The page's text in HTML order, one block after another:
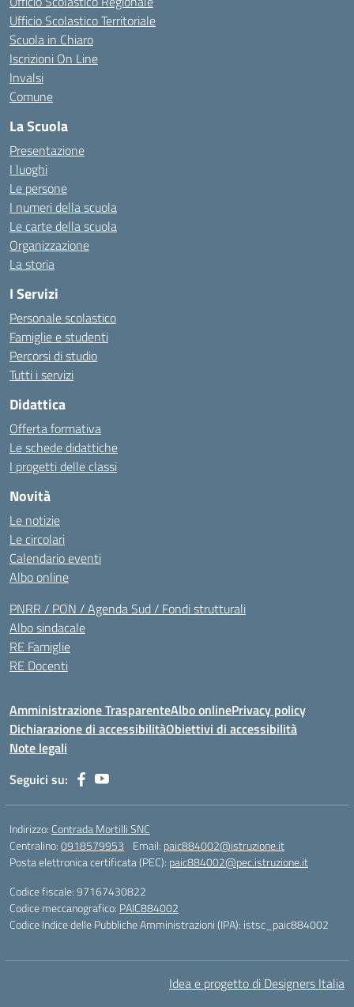
Ufficio Scolastico Territoriale
Scuola in Chiaro
Iscrizioni On Line
Invalsi
Comune
La Scuola
Presentazione
I luoghi
Le persone
I numeri della scuola
Le carte della scuola
Organizzazione
La storia
I Servizi
Personale scolastico
Famiglie e studenti
Percorsi di studio
Tutti i servizi
Didattica
Offerta formativa
Le schede didattiche
I progetti delle classi
Novità
Le notizie
Le circolari
Calendario eventi
Albo online
PNRR / PON / Agenda Sud / Fondi strutturali
Albo sindacale
RE Famiglie
RE Docenti
Amministrazione TrasparenteAlbo onlinePrivacy policy
Dichiarazione di accessibilitàObiettivi di accessibilità
Note legali
Seguici su:
Indirizzo: Contrada Mortilli SNC
Centralino:0918579953 Email: paic884002@istruzione.it
Posta elettronica certificata (PEC): paic884002@pec.istruzione.it
Codice fiscale: 97167430822
Codice meccanografico: PAIC884002
Codice Indice delle Pubbliche Amministrazioni (IPA): istsc_paic884002
Idea e progetto di Designers Italia